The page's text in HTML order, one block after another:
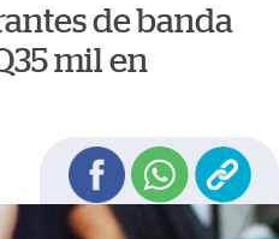
de banda
mil en